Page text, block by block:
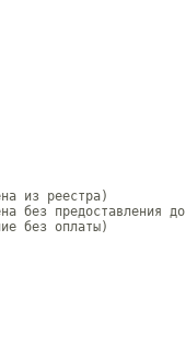
из реестра)
без предоставления
без оплаты)